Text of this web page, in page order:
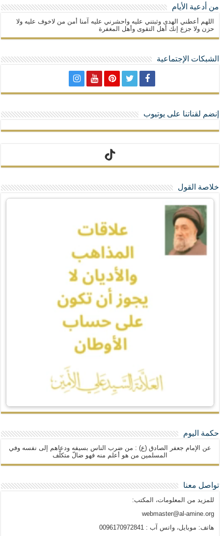
من أدعية الأيام
اللهم أعطني الهدى وثبتني عليه واحشرني عليه آمنا أمن من لاخوف عليه ولا
حزن ولا جزع إنك أهل التقوى وأهل المغفرة
الشبكات الإجتماعية
إنضم لقناتنا على يوتيوب
تيك توك
خلاصة القول
حكمة اليوم
عن الإمام جعفر الصادق (ع) : من ضرب الناس بسيفه ودعاهم إلى نفسه وفي
المسلمين من هو أعلم منه فهو ضالّ متكلّف
تواصل معنا
للمزيد من المعلومات، المكتب:
webmaster@al-amine.org
هاتف: موبايل، واتس آب : 0096170972841